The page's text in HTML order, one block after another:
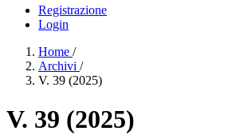
Registrazione
Login
Home /
Archivi /
V. 39 (2025)
V. 39 (2025)